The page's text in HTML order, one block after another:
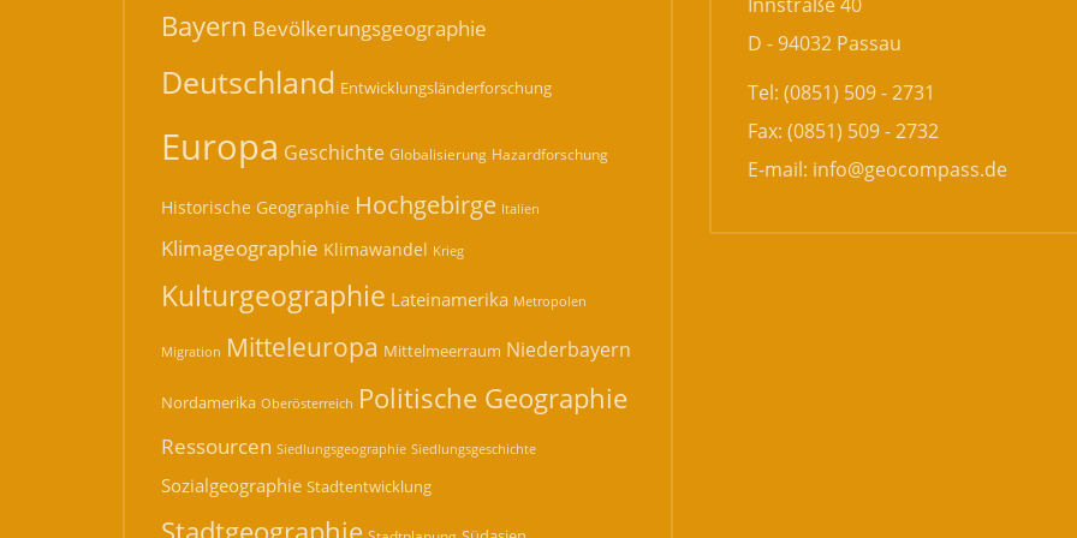
Bayern Bevölkerungsgeographie
Deutschland Entwicklungsländerforschung
Europa Geschichte Globalisierung Hazardforschung
Historische Geographie Hochgebirge Italien
Klimageographie Klimawandel Krieg
Kulturgeographie Lateinamerika Metropolen
Migration Mitteleuropa Mittelmeerraum Niederbayern
Nordamerika Oberösterreich Politische Geographie
Ressourcen Siedlungsgeographie Siedlungsgeschichte
Sozialgeographie Stadtentwicklung
Stadtgeographie
D - 94032 Passau
Tel: (0851) 509 - 2731
Fax: (0851) 509 - 2732
E-mail: info@geocompass.de